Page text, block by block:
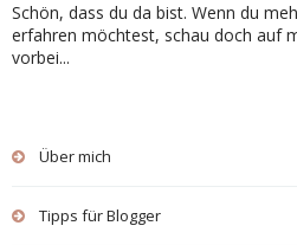
Schön, dass du da bist. Wenn du
erfahren möchtest, schau doch auf
vorbei...
Über mich
Tipps für Blogger